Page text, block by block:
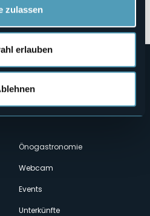
zulassen
erlauben
Önogastronomie
Webcam
Events
Unterkünfte